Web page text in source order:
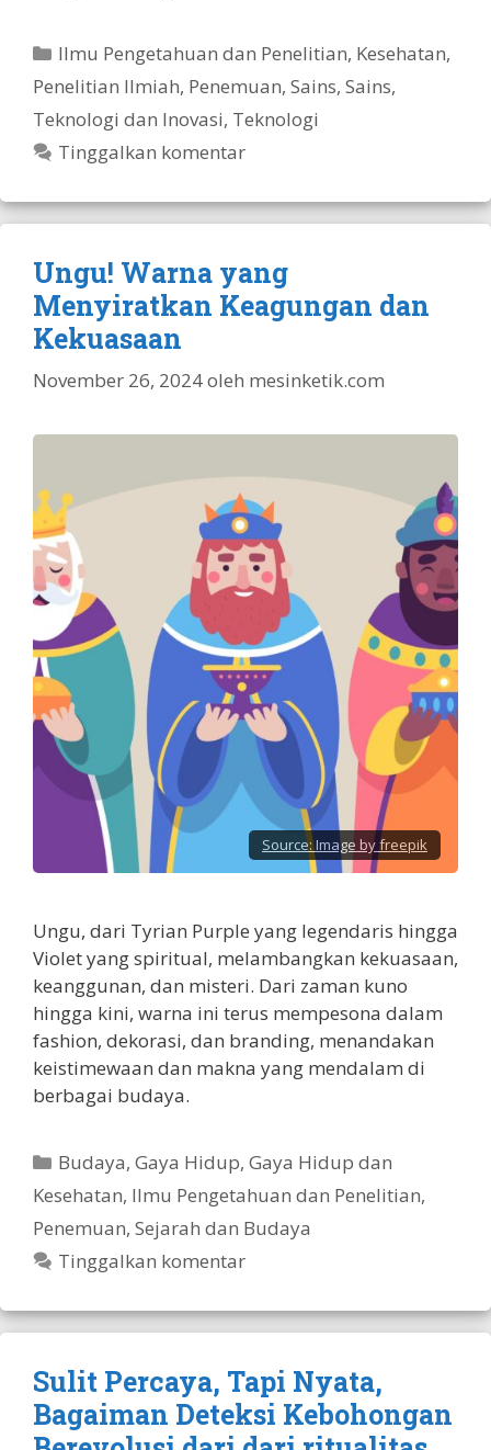
Kategori
Ilmu Pengetahuan dan Penelitian, Kesehatan,
Penelitian Ilmiah, Penemuan, Sains, Sains,
Teknologi dan Inovasi, Teknologi
Tinggalkan komentar
Ungu! Warna yang
Menyiratkan Keagungan dan
Kekuasaan
November 26, 2024oleh mesinketik.com
Source:Image by freepik
Ungu, dari Tyrian Purple yang legendaris hingga
Violet yang spiritual, melambangkan kekuasaan,
keanggunan, dan misteri. Dari zaman kuno
hingga kini, warna ini terus mempesona dalam
fashion, dekorasi, dan branding, menandakan
keistimewaan dan makna yang mendalam di
berbagai budaya.
Kategori
Budaya,Gaya Hidup,Gaya Hidup dan
Kesehatan, Ilmu Pengetahuan dan Penelitian,
Penemuan, Sejarah dan Budaya
Tinggalkan komentar
Sulit Percaya, Tapi Nyata,
Bagaiman Deteksi Kebohongan